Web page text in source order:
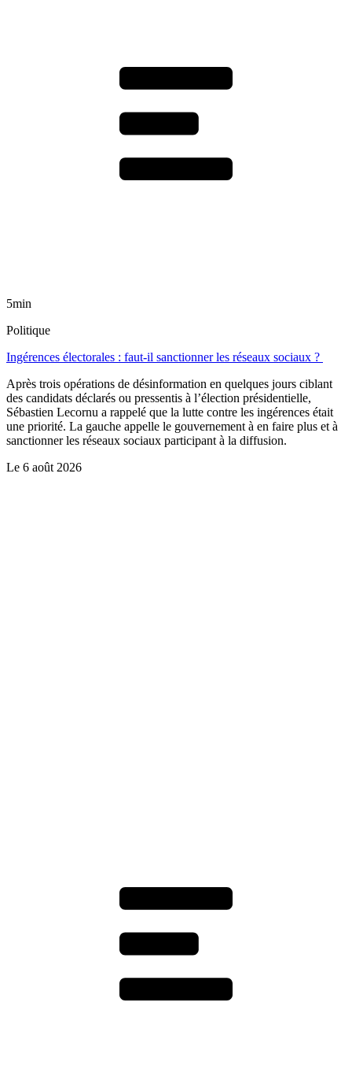
5min
Politique
Ingérences électorales : faut-il sanctionner les réseaux sociaux ?
Après trois opérations de désinformation en quelques jours ciblant
des candidats déclarés ou pressentis à l’élection présidentielle,
Sébastien Lecornu a rappelé que la lutte contre les ingérences était
une priorité. La gauche appelle le gouvernement à en faire plus et à
sanctionner les réseaux sociaux participant à la diffusion.
Le 6 août 2026